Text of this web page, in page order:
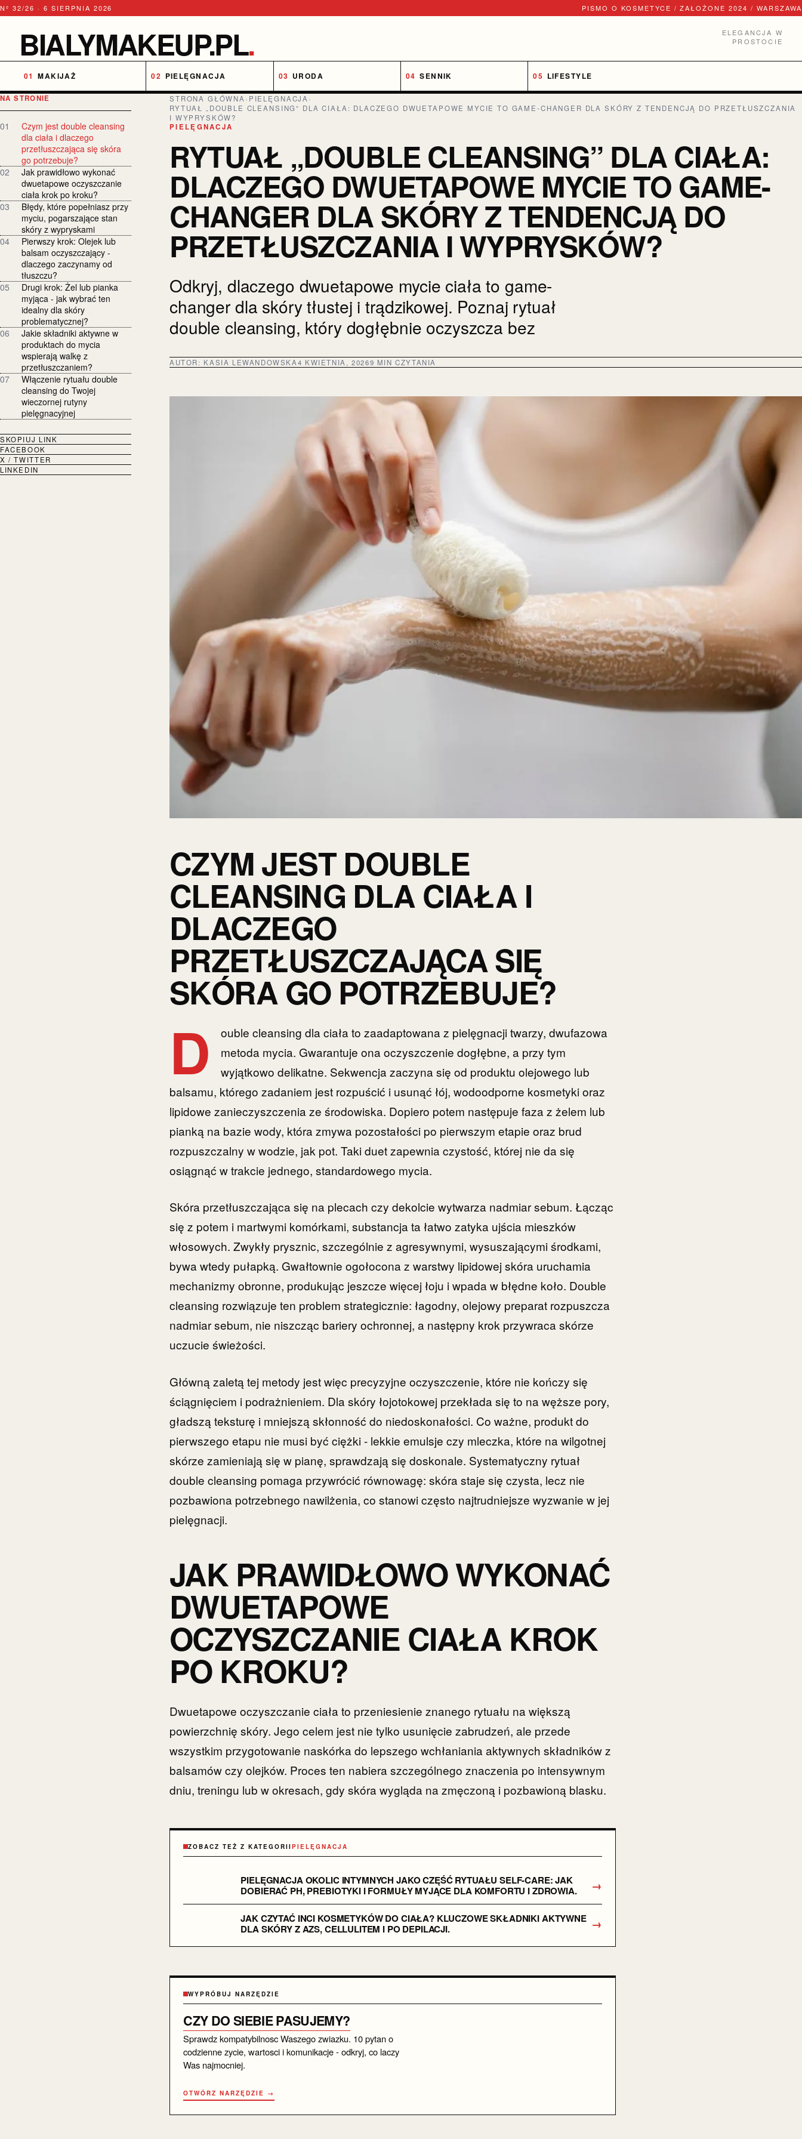
Nº 32/26 · 6 SIERPNIA 2026 PISMO O KOSMETYCE / ZAŁOŻONE 2024 / WARSZAWA
BIALYMAKEUP.PL.
ELEGANCJA W
PROSTOCIE
MAKIJAŻ PIELĘGNACJA URODA SENNIK LIFESTYLE
NA STRONIE
01
Czym jest double cleansing
dla ciała i dlaczego
przetłuszczająca się skóra
go potrzebuje?
02
Jak prawidłowo wykonać
dwuetapowe oczyszczanie
ciała krok po kroku?
03
Błędy, które popełniasz przy
myciu, pogarszające stan
skóry z wypryskami
04
Pierwszy krok: Olejek lub
balsam oczyszczający -
dlaczego zaczynamy od
tłuszczu?
05
Drugi krok: Żel lub pianka
myjąca - jak wybrać ten
idealny dla skóry
problematycznej?
06
Jakie składniki aktywne w
produktach do mycia
wspierają walkę z
przetłuszczaniem?
07
Włączenie rytuału double
cleansing do Twojej
wieczornej rutyny
pielęgnacyjnej
SKOPIUJ LINK
FACEBOOK
X / TWITTER
LINKEDIN
STRONA GŁÓWNA › PIELĘGNACJA ›
RYTUAŁ „DOUBLE CLEANSING” DLA CIAŁA: DLACZEGO DWUETAPOWE MYCIE TO GAME-CHANGER DLA SKÓRY Z TENDENCJĄ DO PRZETŁUSZCZANIA
I WYPRYSKÓW?
PIELĘGNACJA
RYTUAŁ „DOUBLE CLEANSING” DLA CIAŁA:
DLACZEGO DWUETAPOWE MYCIE TO GAME-
CHANGER DLA SKÓRY Z TENDENCJĄ DO
PRZETŁUSZCZANIA I WYPRYSKÓW?
Odkryj, dlaczego dwuetapowe mycie ciała to game-
changer dla skóry tłustej i trądzikowej. Poznaj rytuał
double cleansing, który dogłębnie oczyszcza bez
AUTOR: KASIA LEWANDOWSKA4 KWIETNIA, 20269 MIN CZYTANIA
CZYM JEST DOUBLE
CLEANSING DLA CIAŁA I
DLACZEGO
PRZETŁUSZCZAJĄCA SIĘ
SKÓRA GO POTRZEBUJE?
D
ouble cleansing dla ciała to zaadaptowana z pielęgnacji twarzy, dwufazowa
metoda mycia. Gwarantuje ona oczyszczenie dogłębne, a przy tym
wyjątkowo delikatne. Sekwencja zaczyna się od produktu olejowego lub
balsamu, którego zadaniem jest rozpuścić i usunąć łój, wodoodporne kosmetyki oraz
lipidowe zanieczyszczenia ze środowiska. Dopiero potem następuje faza z żelem lub
pianką na bazie wody, która zmywa pozostałości po pierwszym etapie oraz brud
rozpuszczalny w wodzie, jak pot. Taki duet zapewnia czystość, której nie da się
osiągnąć w trakcie jednego, standardowego mycia.
Skóra przetłuszczająca się na plecach czy dekolcie wytwarza nadmiar sebum. Łącząc
się z potem i martwymi komórkami, substancja ta łatwo zatyka ujścia mieszków
włosowych. Zwykły prysznic, szczególnie z agresywnymi, wysuszającymi środkami,
bywa wtedy pułapką. Gwałtownie ogołocona z warstwy lipidowej skóra uruchamia
mechanizmy obronne, produkując jeszcze więcej łoju i wpada w błędne koło. Double
cleansing rozwiązuje ten problem strategicznie: łagodny, olejowy preparat rozpuszcza
nadmiar sebum, nie niszcząc bariery ochronnej, a następny krok przywraca skórze
uczucie świeżości.
Główną zaletą tej metody jest więc precyzyjne oczyszczenie, które nie kończy się
ściągnięciem i podrażnieniem. Dla skóry łojotokowej przekłada się to na węższe pory,
gładszą teksturę i mniejszą skłonność do niedoskonałości. Co ważne, produkt do
pierwszego etapu nie musi być ciężki - lekkie emulsje czy mleczka, które na wilgotnej
skórze zamieniają się w pianę, sprawdzają się doskonale. Systematyczny rytuał
double cleansing pomaga przywrócić równowagę: skóra staje się czysta, lecz nie
pozbawiona potrzebnego nawilżenia, co stanowi często najtrudniejsze wyzwanie w jej
pielęgnacji.
JAK PRAWIDŁOWO WYKONAĆ
DWUETAPOWE
OCZYSZCZANIE CIAŁA KROK
PO KROKU?
Dwuetapowe oczyszczanie ciała to przeniesienie znanego rytuału na większą
powierzchnię skóry. Jego celem jest nie tylko usunięcie zabrudzeń, ale przede
wszystkim przygotowanie naskórka do lepszego wchłaniania aktywnych składników z
balsamów czy olejków. Proces ten nabiera szczególnego znaczenia po intensywnym
dniu, treningu lub w okresach, gdy skóra wygląda na zmęczoną i pozbawioną blasku.
ZOBACZ TEŻ Z KATEGORIIPIELĘGNACJA
PIELĘGNACJA OKOLIC INTYMNYCH JAKO CZĘŚĆ RYTUAŁU SELF-CARE: JAK
DOBIERAĆ PH, PREBIOTYKI I FORMUŁY MYJĄCE DLA KOMFORTU I ZDROWIA.
→
JAK CZYTAĆ INCI KOSMETYKÓW DO CIAŁA? KLUCZOWE SKŁADNIKI AKTYWNE
DLA SKÓRY Z AZS, CELLULITEM I PO DEPILACJI.
→
WYPRÓBUJ NARZĘDZIE
CZY DO SIEBIE PASUJEMY?
Sprawdz kompatybilnosc Waszego zwiazku. 10 pytan o
codzienne zycie, wartosci i komunikacje - odkryj, co laczy
Was najmocniej.
OTWÓRZ NARZĘDZIE →